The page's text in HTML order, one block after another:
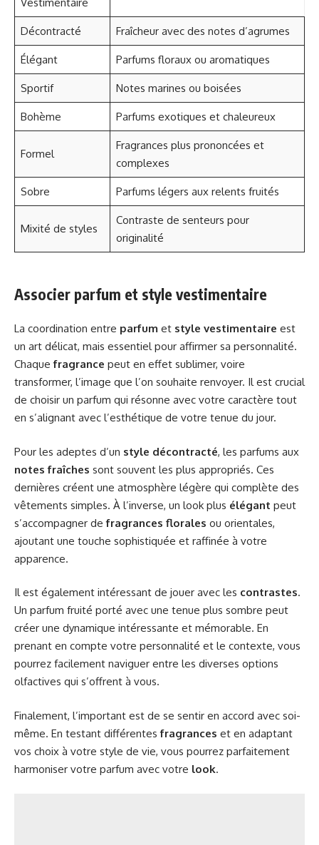
Décontracté Fraîcheur avec des notes d’agrumes
Élégant Parfums floraux ou aromatiques
Sportif Notes marines ou boisées
Bohème Parfums exotiques et chaleureux
Formel
Fragrances plus prononcées et
complexes
Sobre Parfums légers aux relents fruités
Mixité de styles
Contraste de senteurs pour
originalité
Associer parfum et style vestimentaire
La coordination entre parfum et style vestimentaire est
un art délicat, mais essentiel pour affirmer sa personnalité.
Chaquefragrance peut en effet sublimer, voire
transformer, l’image que l’on souhaite renvoyer. Il est crucial
de choisir un parfum qui résonne avec votre caractère tout
en s’alignant avec l’esthétique de votre tenue du jour.
Pour les adeptes d’un style décontracté, les parfums aux
notes fraîches sont souvent les plus appropriés. Ces
dernières créent une atmosphère légère qui complète des
vêtements simples. À l’inverse, un look plus élégant peut
s’accompagner defragrances florales ou orientales,
ajoutant une touche sophistiquée et raffinée à votre
apparence.
Il est également intéressant de jouer avec les contrastes.
Un parfum fruité porté avec une tenue plus sombre peut
créer une dynamique intéressante et mémorable. En
prenant en compte votre personnalité et le contexte, vous
pourrez facilement naviguer entre les diverses options
olfactives qui s’offrent à vous.
Finalement, l’important est de se sentir en accord avec soi-
même. En testant différentesfragrances et en adaptant
vos choix à votre style de vie, vous pourrez parfaitement
harmoniser votre parfum avec votre look.